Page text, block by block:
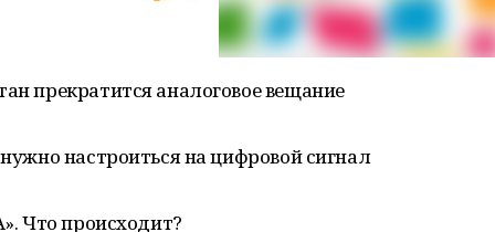
прекратится аналоговое вещание
настроиться на цифровой сигнал
Что происходит?